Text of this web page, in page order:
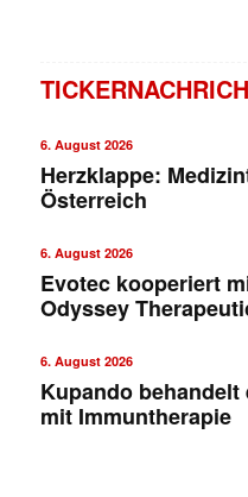
6. August 2026
Herzklappe:
Österreich
6. August 2026
Evotec kooperiert
Odyssey
6. August 2026
Kupando
mit Immuntherapie